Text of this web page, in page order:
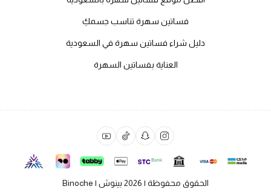
فساتين سهرة تناسب جسمكِ
دليل شراء فساتين سهرة في السعودية
العناية بفساتين السهرة
الحقوق محفوظة | 2026 بينوش | Binoche